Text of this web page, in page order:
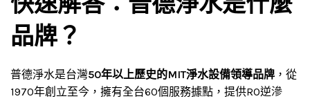
品牌？
普德淨水是台灣50年以上歷史的MIT淨水設備領導品牌 ，從
1970年創立至今，擁有全台60個服務據點，提供RO逆滲